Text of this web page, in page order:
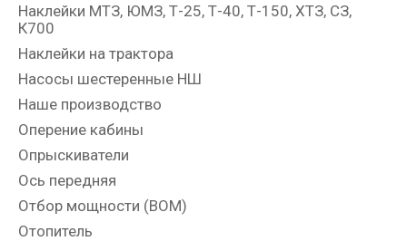
Наклейки МТЗ, ЮМЗ, Т-25, Т-40, Т-150, ХТЗ, СЗ,
К700
Наклейки на трактора
Насосы шестеренные НШ
Наше производство
Оперение кабины
Опрыскиватели
Ось передняя
Отбор мощности (ВОМ)
Отопитель